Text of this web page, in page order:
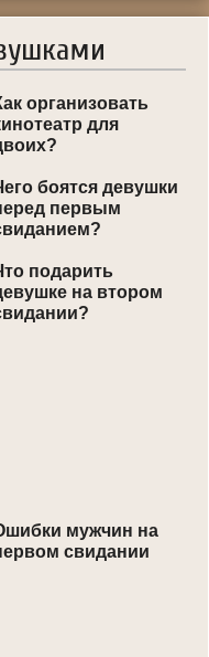
организовать
для
боятся девушки
первым
подарить
на втором
мужчин на
свидании